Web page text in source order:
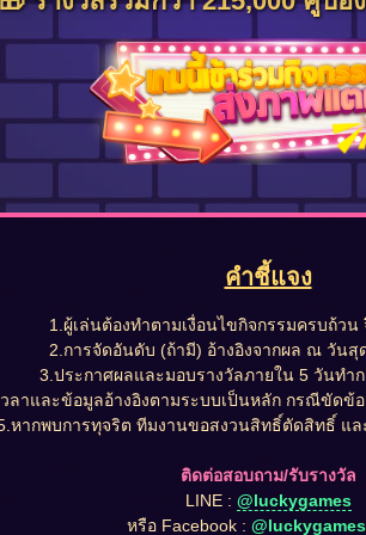
คำชี้แจง
1.ผู้เล่นต้องทำตามเงื่อนไขกิจกรรมครบถ้วน
2.การจัดอันดับ (ถ้ามี) อ้างอิงจากผล ณ วันสุ
3.ประกาศผลและมอบรางวัลภายใน 5 วันทำ
วลาและข้อมูลอ้างอิงตามระบบเป็นหลัก กรณีขัดข้
หากพบการทุจริต ทีมงานขอสงวนสิทธิ์ตัดสิทธิ์ แ
ติดต่อสอบถาม/รับรางวัล
LINE : @luckygames
หรือ Facebook :